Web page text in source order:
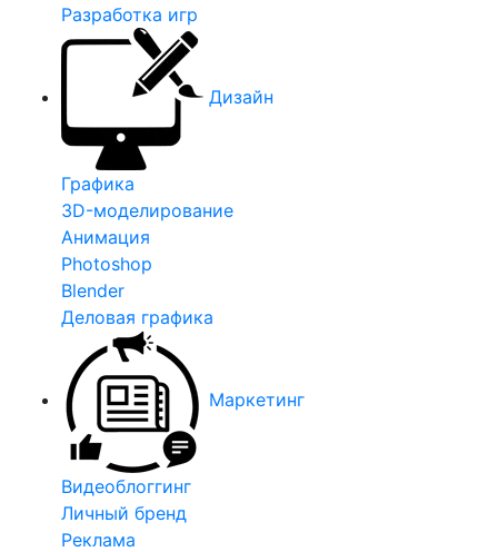
Разработка игр
Дизайн
Графика
3D-моделирование
Анимация
Photoshop
Blender
Деловая графика
Маркетинг
Видеоблоггинг
Личный бренд
Реклама